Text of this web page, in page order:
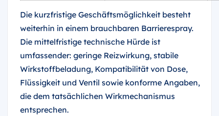
Die kurzfristige Geschäftsmöglichkeit besteht
weiterhin in einem brauchbaren Barrierespray.
Die mittelfristige technische Hürde ist
umfassender: geringe Reizwirkung, stabile
Wirkstoffbeladung, Kompatibilität von Dose,
Flüssigkeit und Ventil sowie konforme Angaben,
die dem tatsächlichen Wirkmechanismus
entsprechen.